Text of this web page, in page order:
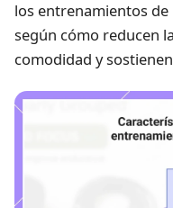
los entrenamientos
según cómo reducen
comodidad y